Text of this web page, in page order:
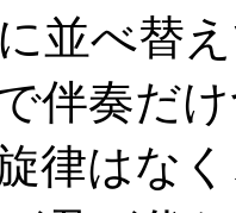
並べ替
伴奏だ
律はな